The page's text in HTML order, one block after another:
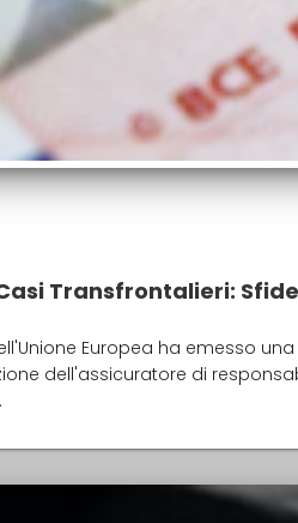
Transfrontalieri:
Europea ha emesso
dell'assicuratore di